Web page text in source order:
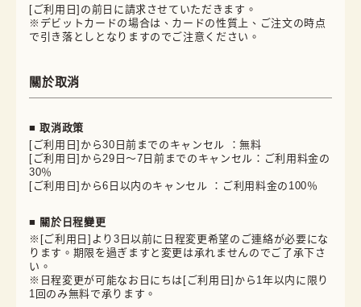
[ご利用日]の前日に請求させていただきます。
※デビットカードの場合は、カードの性質上、ご注文の時点
で引き落としとなりますのでご注意ください。
關於取消
■ 取消政策
[ご利用日]から30日前までのキャンセル ：無料
[ご利用日]から29日～7日前までのキャンセル：ご利用料金の
30％
[ご利用日]から6日以内のキャンセル ：ご利用料金の100％
■ 關於日程變更
※[ご利用日]より3日以前に日程変更希望のご連絡が必要にな
ります。期限を過ぎますと変更は承れませんのでご了承下さ
い。
※日程変更が可能なお日にちは[ご利用日]から1年以内に限り
1回のみ無料で承ります。